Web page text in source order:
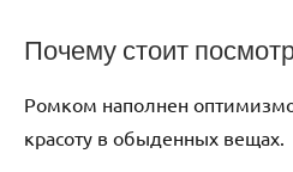
Почему стоит
Ромком наполнен
красоту в обыденных вещах.